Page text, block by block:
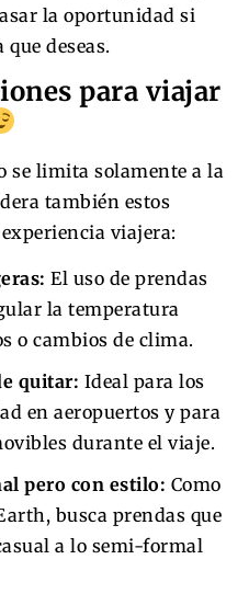
la oportunidad si
deseas.
para viajar
se limita solamente a la
también estos
viajera:
El uso de prendas
la temperatura
o cambios de clima.
quitar: Ideal para los
en aeropuertos y para
durante el viaje.
pero con estilo: Como
busca prendas que
a lo semi-formal